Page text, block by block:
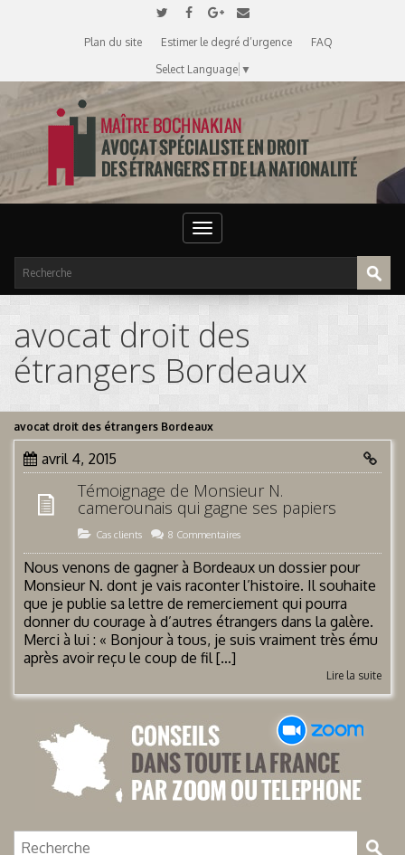
Plan du site Estimer le degré d’urgence
FAQ
Select Language ▼
Toggle
navigation
avocat droit des
étrangers Bordeaux
avocat droit des étrangers Bordeaux
avril 4, 2015
Témoignage de Monsieur N.
camerounais qui gagne ses papiers
Cas clients 8 Commentaires
Nous venons de gagner à Bordeaux un dossier pour
Monsieur N. dont je vais raconter l’histoire. Il souhaite
que je publie sa lettre de remerciement qui pourra
donner du courage à d’autres étrangers dans la galère.
Merci à lui : « Bonjour à tous, je suis vraiment très ému
après avoir reçu le coup de fil […]
Lire la suite